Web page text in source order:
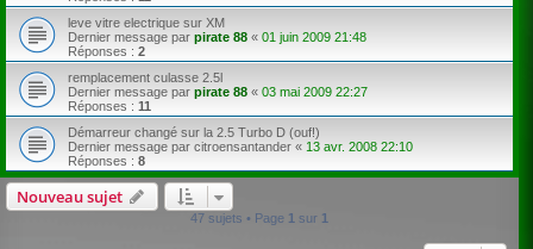
leve vitre electrique sur XM
Dernier message par pirate 88 « 01 juin 2009 21:48
Réponses : 2
remplacement culasse 2.5l
Dernier message par pirate 88 « 03 mai 2009 22:27
Réponses : 11
Démarreur changé sur la 2.5 Turbo D (ouf!)
Dernier message par citroensantander « 13 avr. 2008 22:10
Réponses : 8
Nouveau sujet
47 sujets • Page 1 sur 1